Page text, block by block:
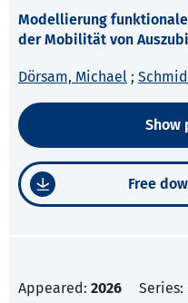
Modellierung
der Mobilität von
Dörsam, Michael ;
Show
Free
Appeared: 2026 Series: